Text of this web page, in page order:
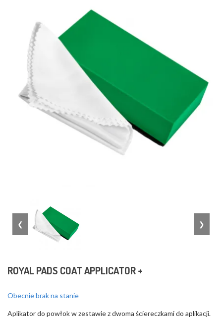
❮ ❯
ROYAL PADS COAT APPLICATOR +
Obecnie brak na stanie
Aplikator do powłok w zestawie z dwoma ściereczkami do aplikacji.